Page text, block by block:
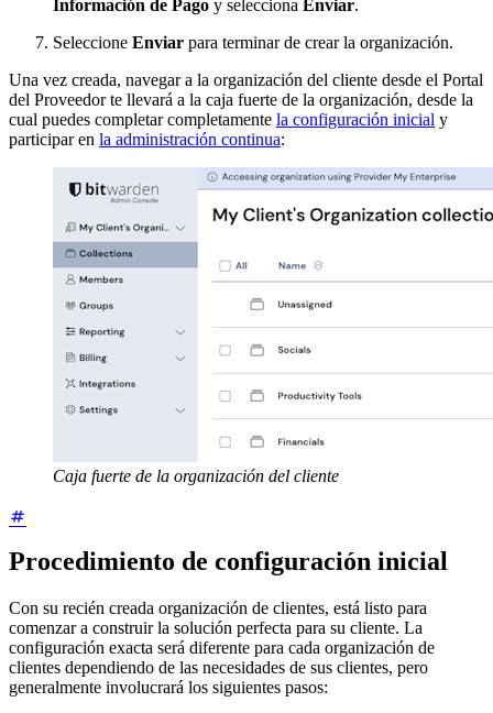
Información de Pago y selecciona Enviar.
Seleccione Enviar para terminar de crear la organización.
Una vez creada, navegar a la organización del cliente desde el Portal
del Proveedor te llevará a la caja fuerte de la organización, desde la
cual puedes completar completamente la configuración inicial y
participar en la administración continua:
Caja fuerte de la organización del cliente
Procedimiento de configuración inicial
Con su recién creada organización de clientes, está listo para
comenzar a construir la solución perfecta para su cliente. La
configuración exacta será diferente para cada organización de
clientes dependiendo de las necesidades de sus clientes, pero
generalmente involucrará los siguientes pasos: